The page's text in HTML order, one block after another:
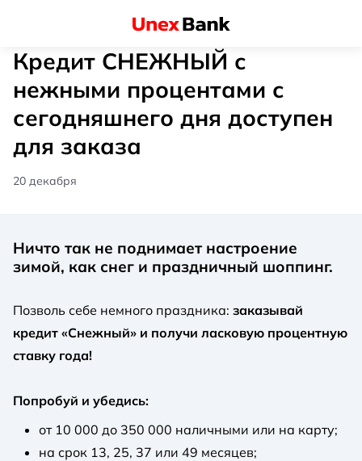
Кредит СНЕЖНЫЙ с
нежными процентами с
сегодняшнего дня доступен
для заказа
20 декабря
Ничто так не поднимает настроение
зимой, как снег и праздничный шоппинг.
Позволь себе немного праздника: заказывай
кредит «Снежный» и получи ласковую процентную
ставку года!
Попробуй и убедись:
от 10 000 до 350 000 наличными или на карту;
на срок 13, 25, 37 или 49 месяцев;